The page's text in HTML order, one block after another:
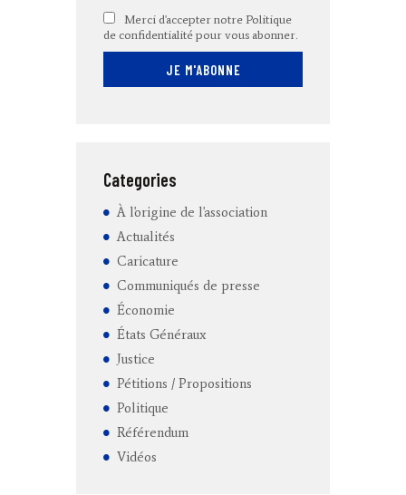
Merci d'accepter notre Politique
de confidentialité pour vous abonner.
Categories
À l'origine de l'association
Actualités
Caricature
Communiqués de presse
Économie
États Généraux
Justice
Pétitions / Propositions
Politique
Référendum
Vidéos